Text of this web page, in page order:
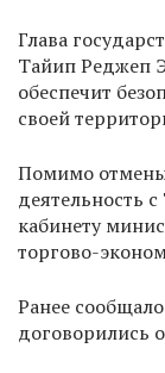
Глава
Тайип Реджеп
обеспечит
своей
Помимо отмены
деятельность
кабинету
торгово-
Ранее
договорились